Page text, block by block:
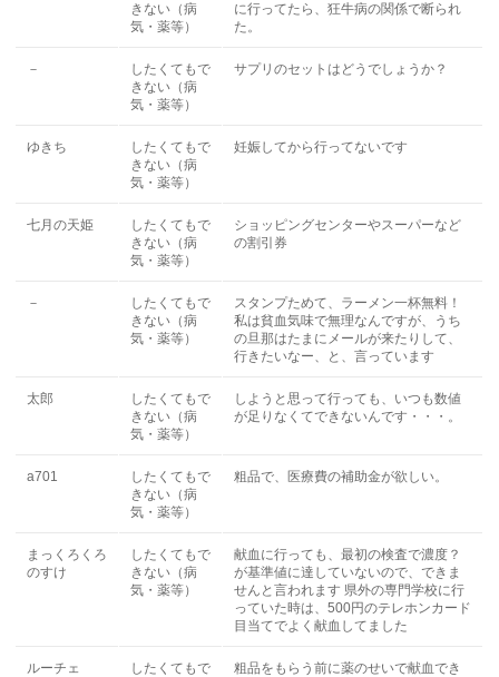
きない（病
気・薬等）
に行ってたら、狂牛病の関係で断られ
た。
－
したくてもで
きない（病
気・薬等）
サプリのセットはどうでしょうか？
ゆきち
したくてもで
きない（病
気・薬等）
妊娠してから行ってないです
七月の天姫
したくてもで
きない（病
気・薬等）
ショッピングセンターやスーパーなど
の割引券
－
したくてもで
きない（病
気・薬等）
スタンプためて、ラーメン一杯無料！
私は貧血気味で無理なんですが、うち
の旦那はたまにメールが来たりして、
行きたいなー、と、言っています
太郎
したくてもで
きない（病
気・薬等）
しようと思って行っても、いつも数値
が足りなくてできないんです・・・。
a701
したくてもで
きない（病
気・薬等）
粗品で、医療費の補助金が欲しい。
まっくろくろ
のすけ
したくてもで
きない（病
気・薬等）
献血に行っても、最初の検査で濃度？
が基準値に達していないので、できま
せんと言われます 県外の専門学校に行
っていた時は、500円のテレホンカード
目当てでよく献血してました
ルーチェ
したくてもで
粗品をもらう前に薬のせいで献血でき